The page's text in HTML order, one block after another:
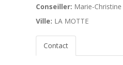
Conseiller: Marie-Christine
Ville: LA MOTTE
Contact